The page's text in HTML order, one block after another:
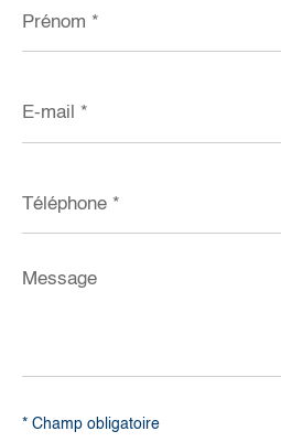
*
mail
*
Message
* Champ obligatoire